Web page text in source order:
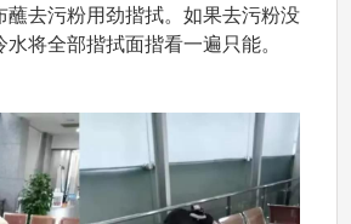
蘸去污粉用劲揩拭。如果去污粉没
将全部揩拭面揩看一遍只能。